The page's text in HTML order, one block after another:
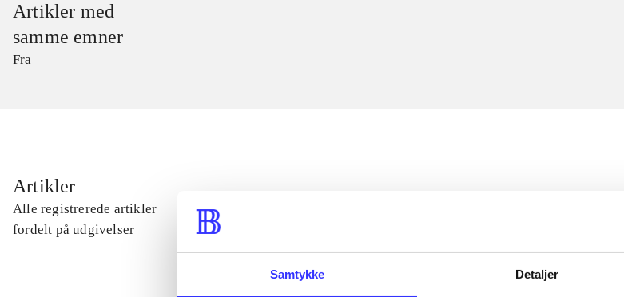
Samtykke Detaljer
Artikler med
samme emner
Fra
Artikler
Alle registrerede artikler
fordelt på udgivelser
...